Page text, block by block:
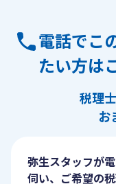
電話でこ
たい方は
税理
お
弥生スタッフが
伺い、ご希望の